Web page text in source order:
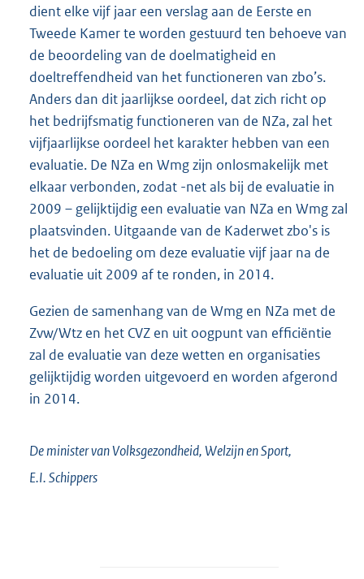
dient elke vijf jaar een verslag aan de Eerste en
Tweede Kamer te worden gestuurd ten behoeve van
de beoordeling van de doelmatigheid en
doeltreffendheid van het functioneren van zbo’s.
Anders dan dit jaarlijkse oordeel, dat zich richt op
het bedrijfsmatig functioneren van de NZa, zal het
vijfjaarlijkse oordeel het karakter hebben van een
evaluatie. De NZa en Wmg zijn onlosmakelijk met
elkaar verbonden, zodat -net als bij de evaluatie in
2009 – gelijktijdig een evaluatie van NZa en Wmg zal
plaatsvinden. Uitgaande van de Kaderwet zbo's is
het de bedoeling om deze evaluatie vijf jaar na de
evaluatie uit 2009 af te ronden, in 2014.
Gezien de samenhang van de Wmg en NZa met de
Zvw/Wtz en het CVZ en uit oogpunt van efficiëntie
zal de evaluatie van deze wetten en organisaties
gelijktijdig worden uitgevoerd en worden afgerond
in 2014.
De minister van Volksgezondheid, Welzijn en Sport,
E.I.Schippers